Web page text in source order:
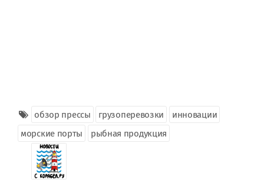
обзор прессы грузоперевозки
инновации
морские порты
рыбная продукция